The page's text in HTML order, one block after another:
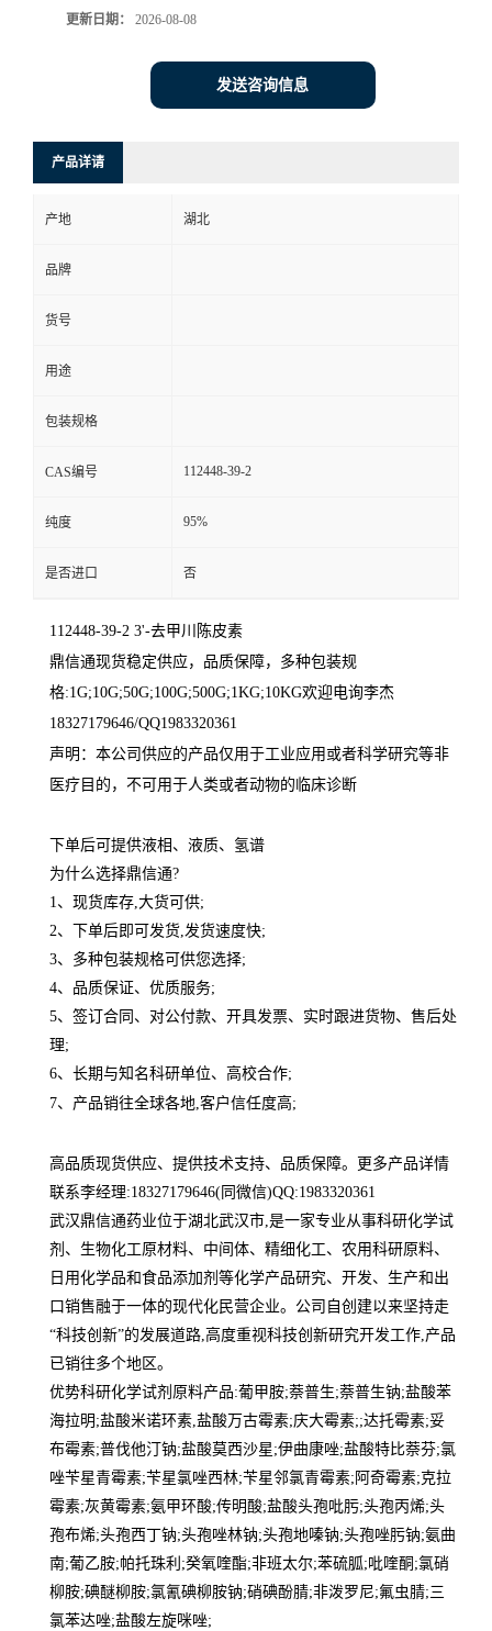
更新日期： 2026-08-08
发送咨询信息
产品详请
产地 湖北
品牌
货号
用途
包装规格
CAS编号 112448-39-2
纯度 95%
是否进口 否
112448-39-2 3'-去甲川陈皮素
鼎信通现货稳定供应，品质保障，多种包装规
格:1G;10G;50G;100G;500G;1KG;10KG欢迎电询李杰
18327179646/QQ1983320361
声明：本公司供应的产品仅用于工业应用或者科学研究等非
医疗目的，不可用于人类或者动物的临床诊断
下单后可提供液相、液质、氢谱
为什么选择鼎信通?
1、现货库存,大货可供;
2、下单后即可发货,发货速度快;
3、多种包装规格可供您选择;
4、品质保证、优质服务;
5、签订合同、对公付款、开具发票、实时跟进货物、售后处
理;
6、长期与知名科研单位、高校合作;
7、产品销往全球各地,客户信任度高;
高品质现货供应、提供技术支持、品质保障。更多产品详情
联系李经理:18327179646(同微信)QQ:1983320361
武汉鼎信通药业位于湖北武汉市,是一家专业从事科研化学试
剂、生物化工原材料、中间体、精细化工、农用科研原料、
日用化学品和食品添加剂等化学产品研究、开发、生产和出
口销售融于一体的现代化民营企业。公司自创建以来坚持走
“科技创新”的发展道路,高度重视科技创新研究开发工作,产品
已销往多个地区。
优势科研化学试剂原料产品:葡甲胺;萘普生;萘普生钠;盐酸苯
海拉明;盐酸米诺环素,盐酸万古霉素;庆大霉素;;达托霉素;妥
布霉素;普伐他汀钠;盐酸莫西沙星;伊曲康唑;盐酸特比萘芬;氯
唑苄星青霉素;苄星氯唑西林;苄星邻氯青霉素;阿奇霉素;克拉
霉素;灰黄霉素;氨甲环酸;传明酸;盐酸头孢吡肟;头孢丙烯;头
孢布烯;头孢西丁钠;头孢唑林钠;头孢地嗪钠;头孢唑肟钠;氨曲
南;葡乙胺;帕托珠利;癸氧喹酯;非班太尔;苯硫胍;吡喹酮;氯硝
柳胺;碘醚柳胺;氯氰碘柳胺钠;硝碘酚腈;非泼罗尼;氟虫腈;三
氯苯达唑;盐酸左旋咪唑;